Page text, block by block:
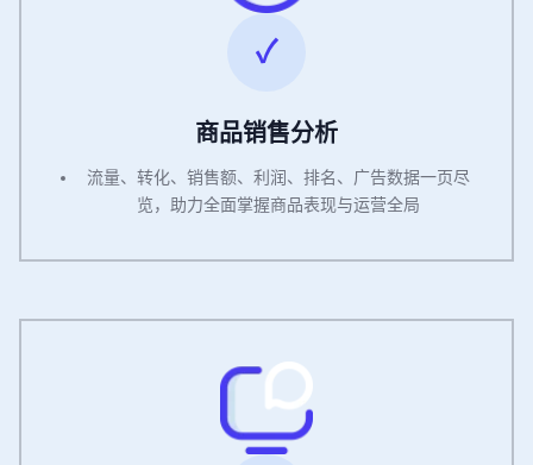
商品销售分析
流量、转化、销售额、利润、排名、广告数据一页尽
览，助力全面掌握商品表现与运营全局